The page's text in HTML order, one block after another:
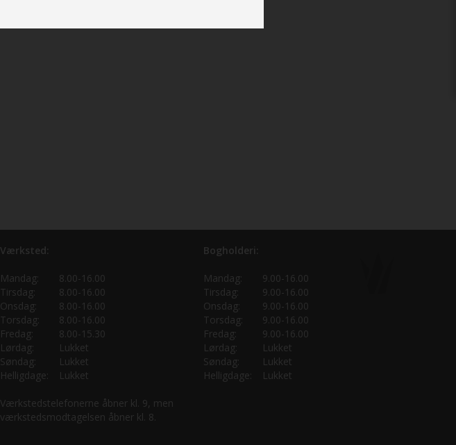
Værksted:
Mandag:
8.00-16.00
Tirsdag:
8.00-16.00
Onsdag:
8.00-16.00
Torsdag:
8.00-16.00
Fredag:
8.00-15.30
Lørdag:
Lukket
Søndag:
Lukket
Helligdage:
Lukket
Værkstedstelefonerne åbner kl. 9, men
værkstedsmodtagelsen åbner kl. 8.
Bogholderi:
Mandag:
9.00-16.00
Tirsdag:
9.00-16.00
Onsdag:
9.00-16.00
Torsdag:
9.00-16.00
Fredag:
9.00-16.00
Lørdag:
Lukket
Søndag:
Lukket
Helligdage:
Lukket